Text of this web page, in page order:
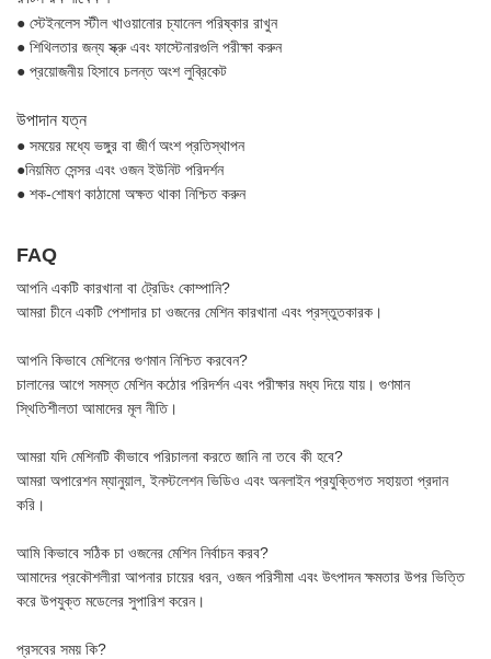
● স্টেইনলেস স্টীল খাওয়ানোর চ্যানেল পরিষ্কার রাখুন
● শিথিলতার জন্য স্ক্রু এবং ফাস্টেনারগুলি পরীক্ষা করুন
● প্রয়োজনীয় হিসাবে চলন্ত অংশ লুব্রিকেট
উপাদান যত্ন
● সময়ের মধ্যে ভঙ্গুর বা জীর্ণ অংশ প্রতিস্থাপন
●নিয়মিত সেন্সর এবং ওজন ইউনিট পরিদর্শন
● শক-শোষণ কাঠামো অক্ষত থাকা নিশ্চিত করুন
FAQ
আপনি একটি কারখানা বা ট্রেডিং কোম্পানি?
আমরা চীনে একটি পেশাদার চা ওজনের মেশিন কারখানা এবং প্রস্তুতকারক।
আপনি কিভাবে মেশিনের গুণমান নিশ্চিত করবেন?
চালানের আগে সমস্ত মেশিন কঠোর পরিদর্শন এবং পরীক্ষার মধ্য দিয়ে যায়। গুণমান
স্থিতিশীলতা আমাদের মূল নীতি।
আমরা যদি মেশিনটি কীভাবে পরিচালনা করতে জানি না তবে কী হবে?
আমরা অপারেশন ম্যানুয়াল, ইনস্টলেশন ভিডিও এবং অনলাইন প্রযুক্তিগত সহায়তা প্রদান
করি।
আমি কিভাবে সঠিক চা ওজনের মেশিন নির্বাচন করব?
আমাদের প্রকৌশলীরা আপনার চায়ের ধরন, ওজন পরিসীমা এবং উৎপাদন ক্ষমতার উপর ভিত্তি
করে উপযুক্ত মডেলের সুপারিশ করেন।
প্রসবের সময় কি?